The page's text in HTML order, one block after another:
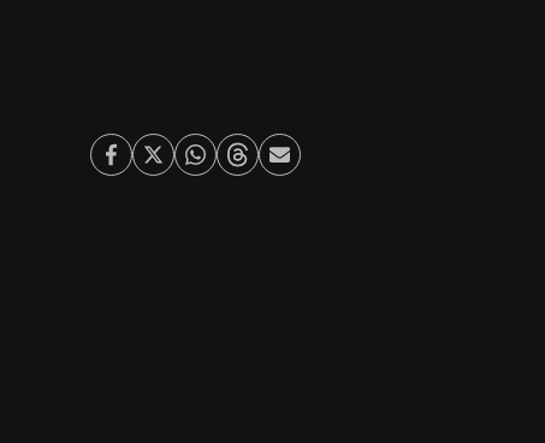
Facebook
TwitterWhatsapp
ThreadsEnviar